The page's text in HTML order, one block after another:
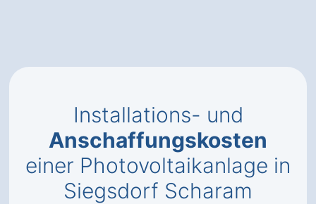
Installations- und
Anschaffungskosten
einer Photovoltaikanlage in
Siegsdorf Scharam